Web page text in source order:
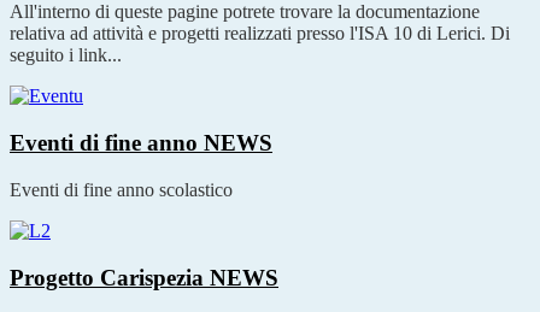
All'interno di queste pagine potrete trovare la documentazione
relativa ad attività e progetti realizzati presso l'ISA 10 di Lerici. Di
seguito i link...
Eventi di fine anno NEWS
Eventi di fine anno scolastico
Progetto Carispezia NEWS